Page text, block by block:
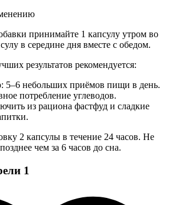
принимайте 1 капсулу утром во
в середине дня вместе с обедом.
результатов рекомендуется:
5–6 небольших приёмов пищи в день.
потребление углеводов.
из рациона фастфуд и сладкие
2 капсулы в течение 24 часов. Не
чем за 6 часов до сна.
1